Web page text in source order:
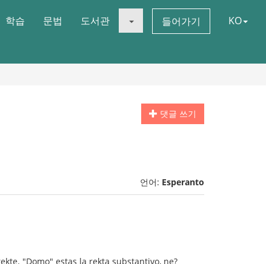
학습 문법 도서관 들어가기 KO
댓글 쓰기
언어: Esperanto
"Domo" estas la rekta substantivo, ne?